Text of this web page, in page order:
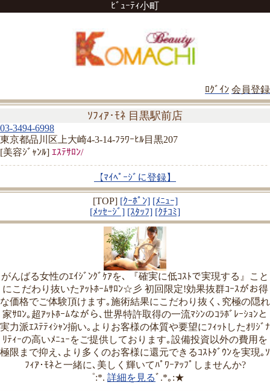
ﾋﾞｭｰﾃｨ小町
ﾛｸﾞｲﾝ 会員登録
ｿﾌｨｱ･ﾓﾈ 目黒駅前店
03-3494-6998
東京都品川区上大崎4-3-14-ﾌﾗﾜｰﾋﾙ目黒207
[美容ｼﾞｬﾝﾙ] ｴｽﾃｻﾛﾝ/
【ﾏｲﾍﾟｰｼﾞに登録】
[TOP] [ｸｰﾎﾟﾝ] [ﾒﾆｭｰ]
[ﾒｯｾｰｼﾞ] [ｽﾀｯﾌ] [ｸﾁｺﾐ]
がんばる女性のｴｲｼﾞﾝｸﾞｹｱを､ 『確実に低ｺｽﾄで実現する』こと
にこだわり抜いたｱｯﾄﾎｰﾑｻﾛﾝ☆彡 初回限定!効果抜群ｺｰｽがお得
な価格でご体験頂けます｡施術結果にこだわり抜く､究極の隠れ
家ｻﾛﾝ｡超ｱｯﾄﾎｰﾑながら､世界特許取得の一流ﾏｼﾝのｺﾗﾎﾞﾚｰｼｮﾝと
実力派ｴｽﾃﾃｨｼｬﾝ揃い｡よりお客様の体質や要望にﾌｨｯﾄしたｵﾘｼﾞﾅ
ﾘﾃｨｰの高いﾒﾆｭｰをご提供しております｡設備投資以外の費用を
極限まで抑え､より多くのお客様に還元できるｺｽﾄﾀﾞｳﾝを実現｡ｿ
ﾌｨｱ･ﾓﾈと一緒に､美しく輝いてﾊﾟﾜｰｱｯﾌﾟしませんか?
゜:*. 詳細を見るﾞ.*｡:★